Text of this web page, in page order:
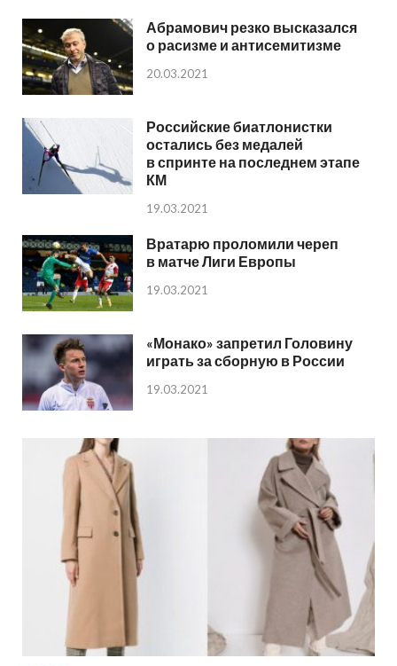
Абрамович резко высказался
о расизме и антисемитизме
20.03.2021
Российские биатлонистки
остались без медалей
в спринте на последнем этапе
КМ
19.03.2021
Вратарю проломили череп
в матче Лиги Европы
19.03.2021
«Монако» запретил Головину
играть за сборную в России
19.03.2021